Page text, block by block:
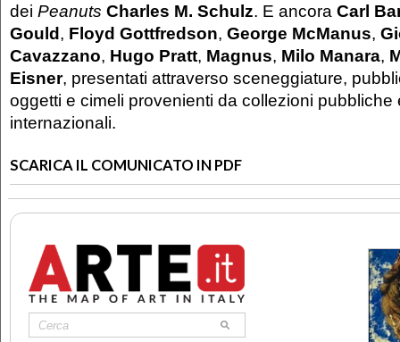
dei Peanuts Charles M. Schulz. E ancora Carl
Gould, Floyd Gottfredson, George McManus,
Cavazzano, Hugo Pratt, Magnus, Milo Manara,
Eisner, presentati attraverso sceneggiature,
oggetti e cimeli provenienti da collezioni pubbliche
internazionali.
SCARICA IL COMUNICATO IN PDF